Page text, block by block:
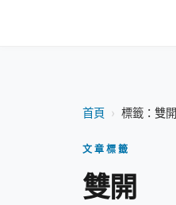
首頁 › 標籤：雙開
文章標籤
雙開